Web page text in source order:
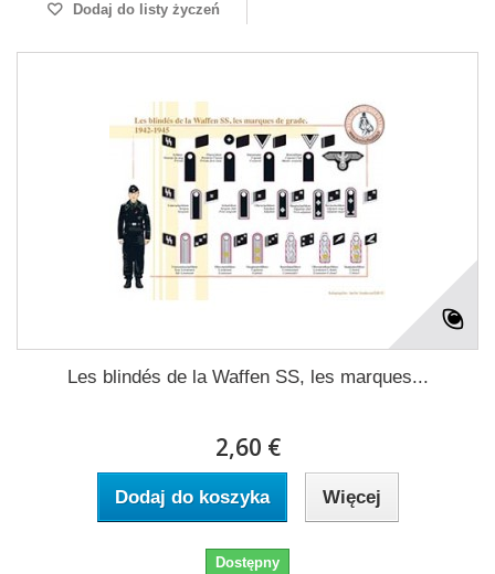
Dodaj do listy życzeń
Les blindés de la Waffen SS, les marques...
2,60 €
Dodaj do koszyka Więcej
Dostępny